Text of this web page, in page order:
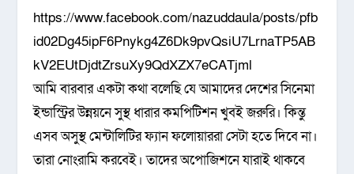
https://www.facebook.com/nazuddaula/posts/pfb
id02Dg45ipF6Pnykg4Z6Dk9pvQsiU7LrnaTP5AB
kV2EUtDjdtZrsuXy9QdXZX7eCATjml
আমি বারবার একটা কথা বলেছি যে আমাদের দেশের সিনেমা
ইন্ডাস্ট্রির উন্নয়নে সুস্থ ধারার কমপিটিশন খুবই জরুরি। কিন্তু
এসব অসুস্থ মেন্টালিটির ফ্যান ফলোয়াররা সেটা হতে দিবে না।
তারা নোংরামি করবেই। তাদের অপোজিশনে যারাই থাকবে